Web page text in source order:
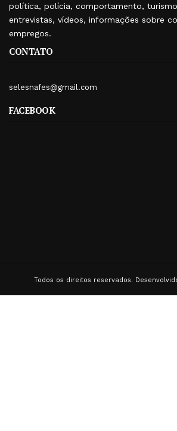
política, polícia, comportamento,
entrevistas, vídeos, informações sobre
empregos.
CONTATO
selesnafes@gmail.com
FACEBOOK
Todos os direitos reservados.